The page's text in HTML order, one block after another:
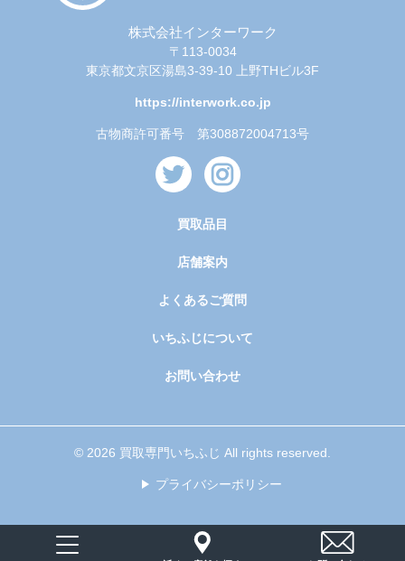
株式会社インターワーク
〒113-0034
東京都文京区湯島3-39-10 上野THビル3F
https://interwork.co.jp
古物商許可番号 第308872004713号
買取品目
店舗案内
よくあるご質問
いちふじについて
お問い合わせ
© 2026 買取専門いちふじ All rights reserved.
プライバシーポリシー